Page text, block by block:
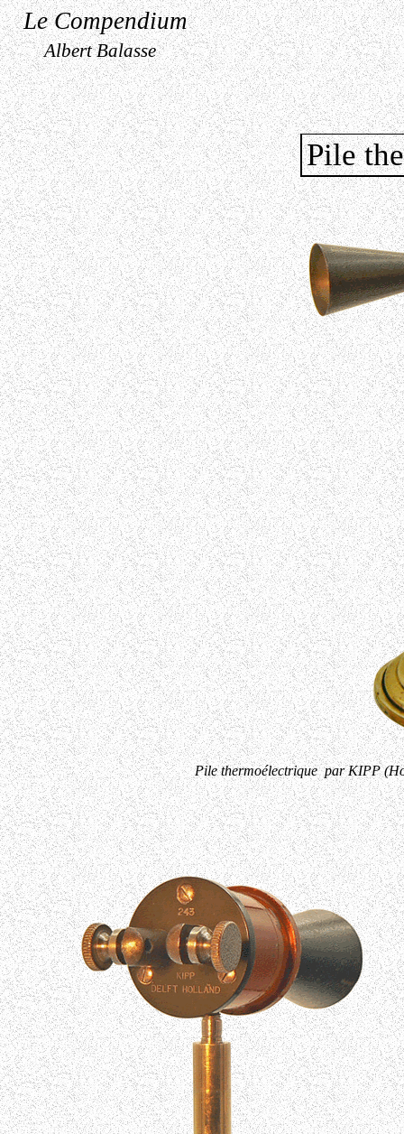
Le Compendium
Albert Balasse
Pile
Pile thermoélectrique par KIPP